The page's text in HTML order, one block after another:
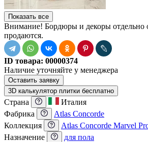
Показать все
Внимание! Бордюры и декоры отдельно
продаются.
ID товара: 00000374
Наличие уточняйте у менеджера
Оставить заявку
3D калькулятор плитки бесплатно
Страна
Италия
Фабрика
Atlas Concorde
Коллекция
Atlas Concorde Marvel
Назначение
для пола